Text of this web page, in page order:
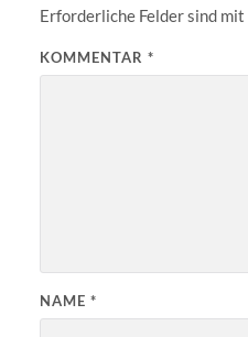
Erforderliche Felder sind mit
KOMMENTAR *
NAME *